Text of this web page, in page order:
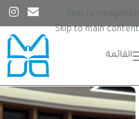
Skip to navigation
Skip to main content
القائمة